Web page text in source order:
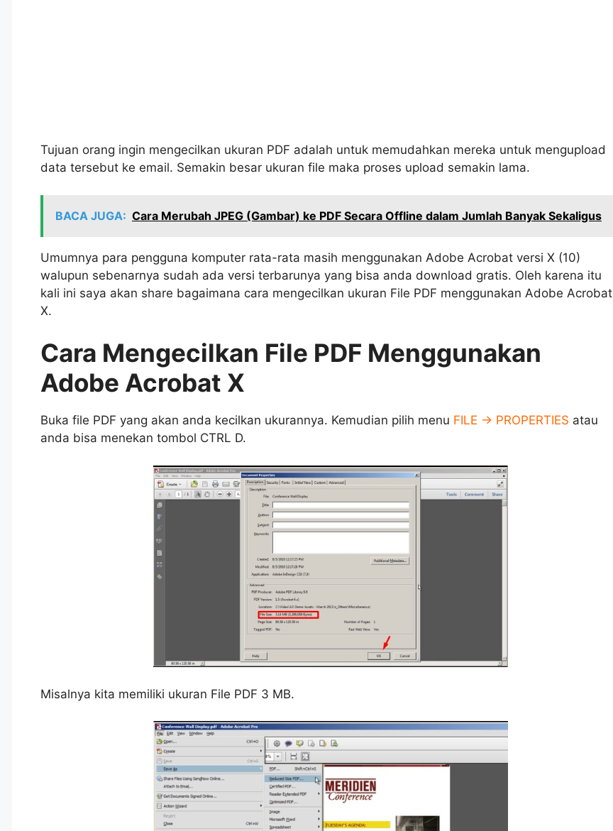
Tujuan orang ingin mengecilkan ukuran PDF adalah untuk memudahkan mereka untuk mengupload
data tersebut ke email. Semakin besar ukuran file maka proses upload semakin lama.
BACA JUGA: Cara Merubah JPEG (Gambar) ke PDF Secara Offline dalam Jumlah Banyak Sekaligus
Umumnya para pengguna komputer rata-rata masih menggunakan Adobe Acrobat versi X (10)
walupun sebenarnya sudah ada versi terbarunya yang bisa anda download gratis. Oleh karena itu
kali ini saya akan share bagaimana cara mengecilkan ukuran File PDF menggunakan Adobe Acrobat
X.
Cara Mengecilkan File PDF Menggunakan
Adobe Acrobat X
Buka file PDF yang akan anda kecilkan ukurannya. Kemudian pilih menu FILE -> PROPERTIES atau
anda bisa menekan tombol CTRL D.
Misalnya kita memiliki ukuran File PDF 3 MB.